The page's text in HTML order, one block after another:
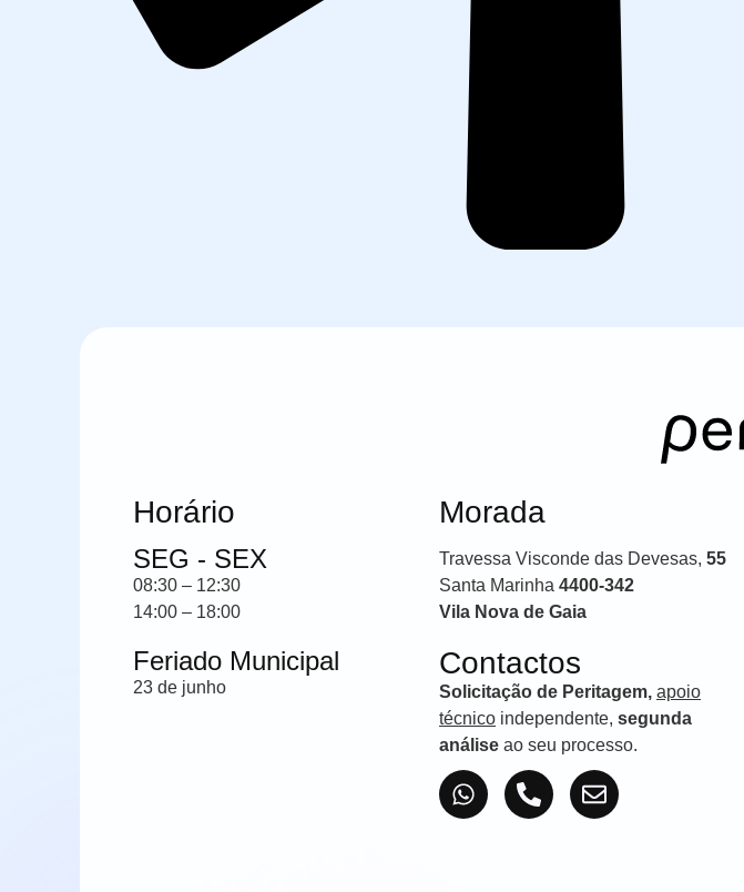
Horário
SEG - SEX
08:30 – 12:30
14:00 – 18:00
Feriado Municipal
23 de junho
Morada
Travessa Visconde das Devesas, 55
Santa Marinha 4400-342
Vila Nova de Gaia
Contactos
Solicitação de Peritagem, apoio
técnico independente, segunda
análise ao seu processo.